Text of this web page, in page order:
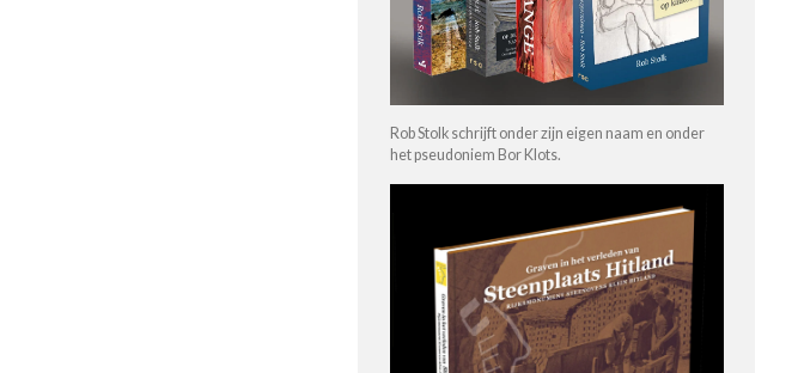
Rob Stolk schrijft onder zijn eigen naam en onder
het pseudoniem Bor Klots.